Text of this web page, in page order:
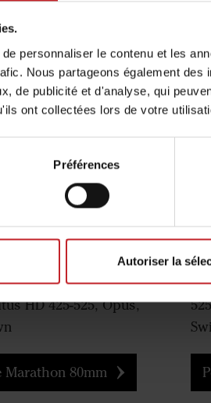
personnaliser le contenu et les
Nous partageons également
de publicité et d'analyse, qui
ont collectées lors de votre
Préférences
Autoriser la
Marathon
de travail : 10-25cm
:Mélange
Cultus 300-400,
300-400, Cultus 425-
HD 425-525, Opus,
Marathon 80mm